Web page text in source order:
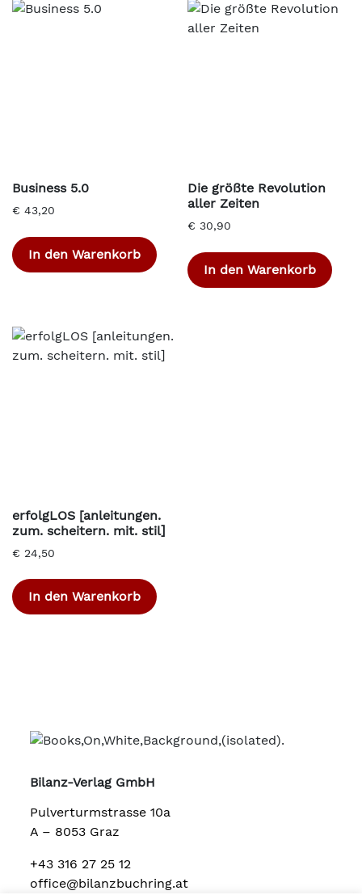
Business 5.0
€ 43,20
In den Warenkorb
Die größte Revolution
aller Zeiten
€ 30,90
In den Warenkorb
erfolgLOS [anleitungen.
zum. scheitern. mit. stil]
€ 24,50
In den Warenkorb
Bilanz-Verlag GmbH
Pulverturmstrasse 10a
A – 8053 Graz
+43 316 27 25 12
office@bilanzbuchring.at